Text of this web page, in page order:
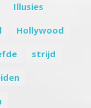
Illusies
Hollywood
strijd